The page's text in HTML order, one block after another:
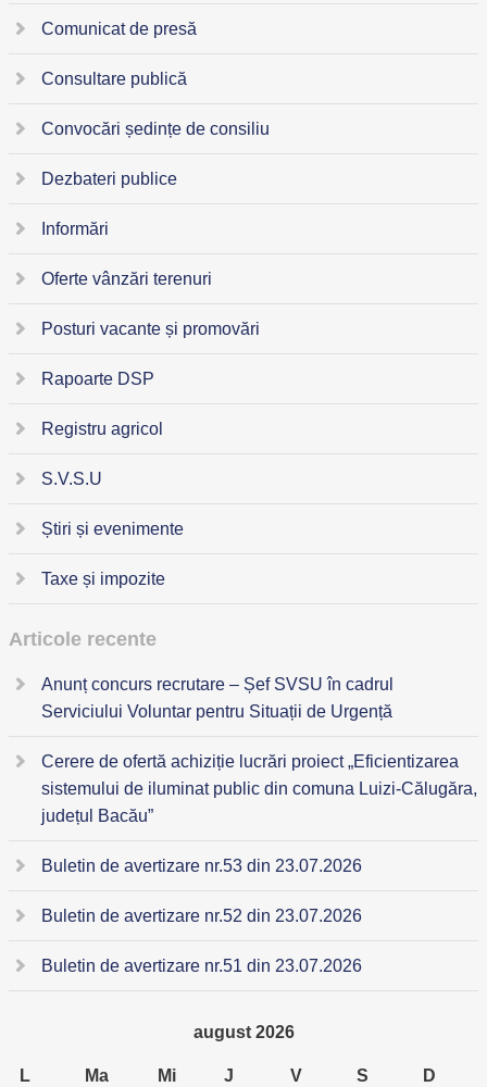
Comunicat de presă
Consultare publică
Convocări ședințe de consiliu
Dezbateri publice
Informări
Oferte vânzări terenuri
Posturi vacante și promovări
Rapoarte DSP
Registru agricol
S.V.S.U
Știri și evenimente
Taxe și impozite
Articole recente
Anunț concurs recrutare – Șef SVSU în cadrul
Serviciului Voluntar pentru Situații de Urgență
Cerere de ofertă achiziție lucrări proiect „Eficientizarea
sistemului de iluminat public din comuna Luizi-Călugăra,
județul Bacău”
Buletin de avertizare nr.53 din 23.07.2026
Buletin de avertizare nr.52 din 23.07.2026
Buletin de avertizare nr.51 din 23.07.2026
august 2026
L Ma Mi J V S D